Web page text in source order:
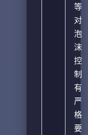
等
对
泡
沫
控
制
有
严
格
要